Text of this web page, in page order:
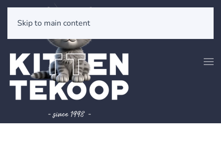
Skip to main content